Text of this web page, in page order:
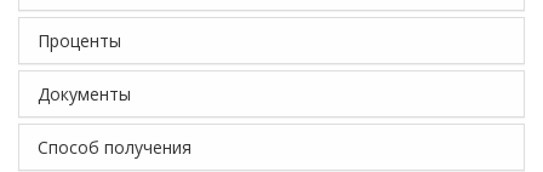
Проценты
Документы
Способ получения